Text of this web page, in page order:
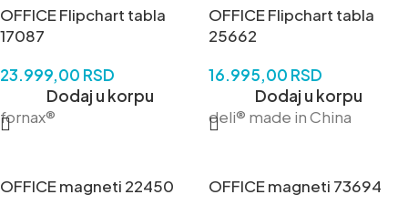
OFFICE Flipchart tabla
17087
23.999,00 RSD
Dodaj u korpu
fornax®
OFFICE Flipchart tabla
25662
16.995,00 RSD
Dodaj u korpu
deli® made in China
OFFICE magneti 22450
OFFICE magneti 73694